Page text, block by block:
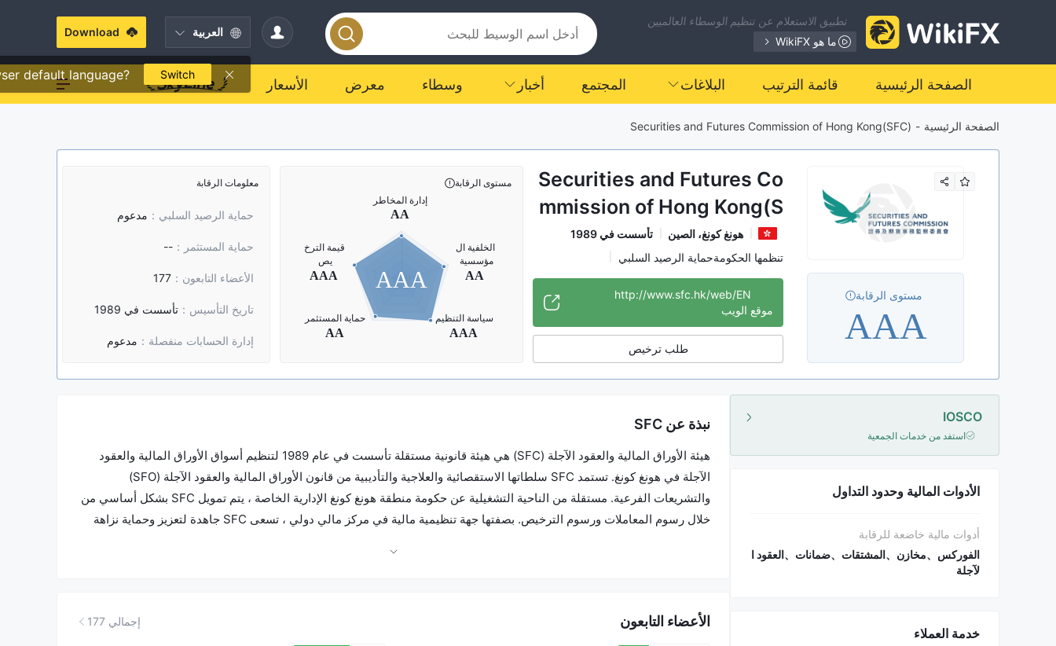
تطبيق الاستعلام عن تنظيم الوسطاء العالميين
ما هو WikiFX
العربية
default language? Switch
Download
الصفحة الرئيسية قائمة الترتيب البلاغات المجتمع أخبار وسطاء معرض الأسعار
الصفحة الرئيسية -
Securities and Futures Commission of Hong Kong(SFC)
مستوى الرقابة
AAA
Securities and Futures Co
mmission of Hong Kong(S
FC)
هونغ كونغ، الصين
تأسست في 1989
تنظمها الحكومةحماية الرصيد السلبي
المنظمة التنظيمية الدولية
http://www.sfc.hk/web/EN
موقع الويب
طلب ترخيص
مستوى الرقابة
AAA
معلومات الرقابة
حماية الرصيد السلبي： مدعوم
حماية المستثمر： --
الأعضاء التابعون： 177
تاريخ التأسيس： تأسست في 1989
إدارة الحسابات منفصلة： مدعوم
IOSCO
استفد من خدمات الجمعية
الأدوات المالية وحدود التداول
أدوات مالية خاضعة للرقابة
الفوركس、مخازن、المشتقات、ضمانات、العقود ا
لآجلة
خدمة العملاء
نبذة عن SFC
هيئة الأوراق المالية والعقود الآجلة (SFC) هي هيئة قانونية مستقلة تأسست في عام 1989 لتنظيم أسواق الأوراق المالية والعقود
الآجلة في هونغ كونغ. تستمد SFC سلطاتها الاستقصائية والعلاجية والتأديبية من قانون الأوراق المالية والعقود الآجلة (SFO)
والتشريعات الفرعية. مستقلة من الناحية التشغيلية عن حكومة منطقة هونغ كونغ الإدارية الخاصة ، يتم تمويل SFC بشكل أساسي من
خلال رسوم المعاملات ورسوم الترخيص. بصفتها جهة تنظيمية مالية في مركز مالي دولي ، تسعى SFC جاهدة لتعزيز وحماية نزاهة
الأعضاء التابعون إجمالي 177